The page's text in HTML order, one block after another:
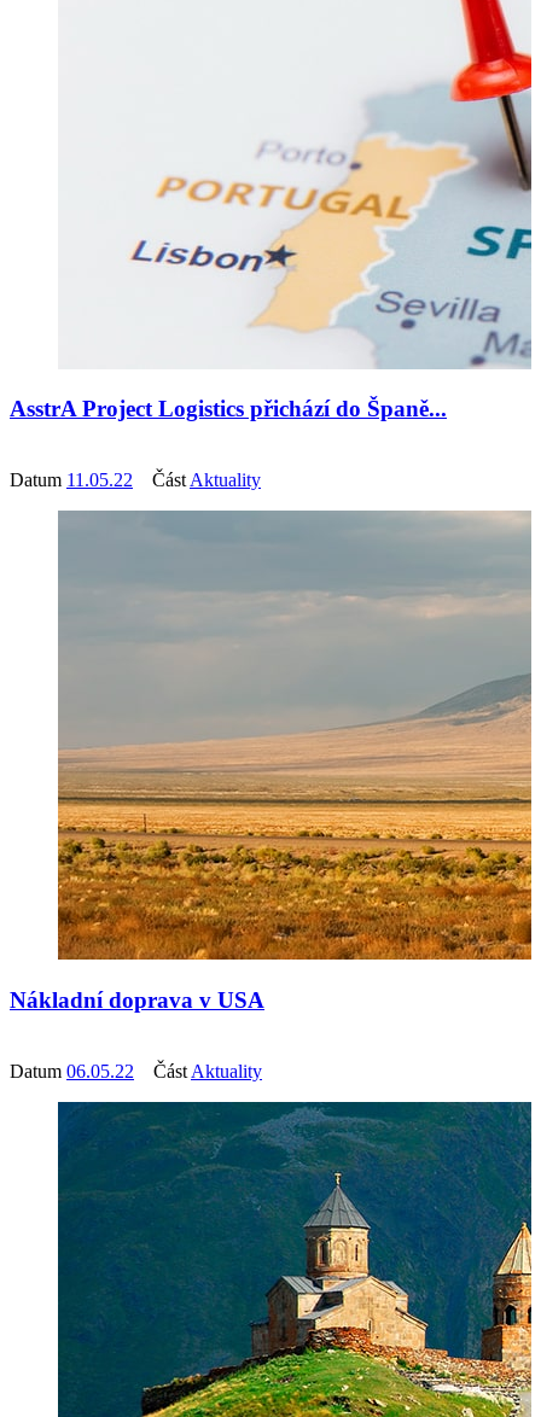
AsstrA Project Logistics přichází do Španě...
Datum 11.05.22 Část Aktuality
Nákladní doprava v USA
Datum 06.05.22 Část Aktuality